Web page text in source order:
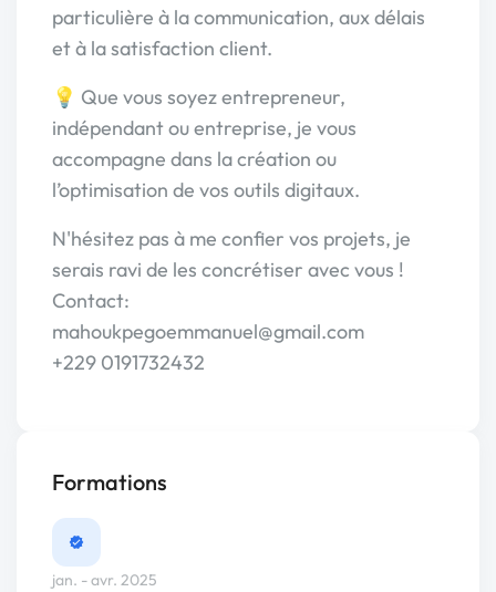
particulière à la communication, aux délais
et à la satisfaction client.
💡 Que vous soyez entrepreneur,
indépendant ou entreprise, je vous
accompagne dans la création ou
l’optimisation de vos outils digitaux.
N'hésitez pas à me confier vos projets, je
serais ravi de les concrétiser avec vous !
Contact:
mahoukpegoemmanuel@gmail.com
+229 0191732432
Formations
jan. - avr. 2025